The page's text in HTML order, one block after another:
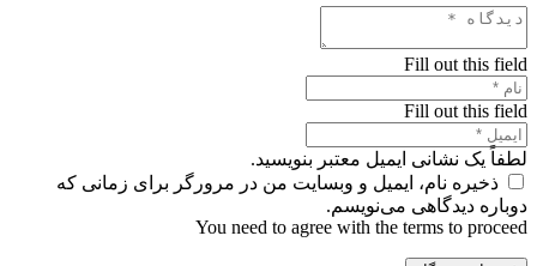
Fill out this field
Fill out this field
لطفاً یک نشانی ایمیل معتبر بنویسید.
ذخیره نام، ایمیل و وبسایت من در مرورگر برای زمانی که
دوباره دیدگاهی می‌نویسم.
You need to agree with the terms to proceed